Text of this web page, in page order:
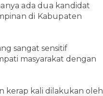
ada dua kandidat
di Kabupaten
sangat sensitif
masyarakat dengan
kerap kali dilakukan oleh